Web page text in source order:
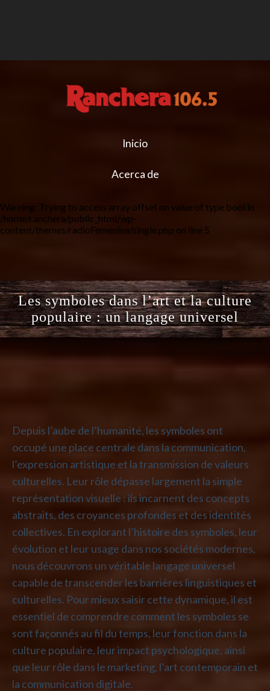
Inicio
Acerca de
Warning: Trying to access array offset on value of type bool in
/home/ranchera/public_html/wp-
content/themes/radioFemenina/single.php on line 5
Les symboles dans l’art et la culture
populaire : un langage universel
Depuis l’aube de l’humanité, les symboles ont
occupé une place centrale dans la communication,
l’expression artistique et la transmission de valeurs
culturelles. Leur rôle dépasse largement la simple
représentation visuelle : ils incarnent des concepts
abstraits, des croyances profondes et des identités
collectives. En explorant l’histoire des symboles, leur
évolution et leur usage dans nos sociétés modernes,
nous découvrons un véritable langage universel
capable de transcender les barrières linguistiques et
culturelles. Pour mieux saisir cette dynamique, il est
essentiel de comprendre comment les symboles se
sont façonnés au fil du temps, leur fonction dans la
culture populaire, leur impact psychologique, ainsi
que leur rôle dans le marketing, l’art contemporain et
la communication digitale.